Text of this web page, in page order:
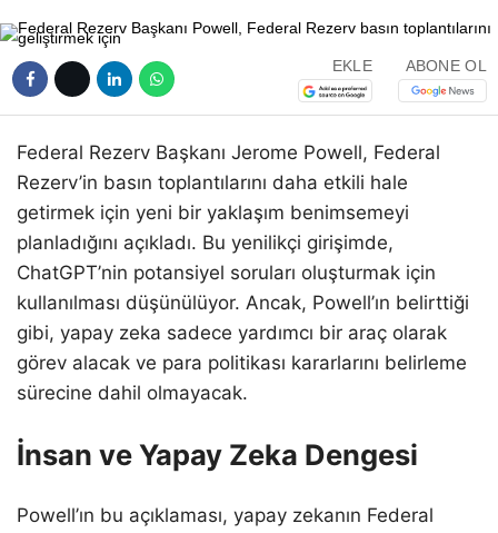
EKLE ABONE OL
Federal Rezerv Başkanı Jerome Powell, Federal
Rezerv’in basın toplantılarını daha etkili hale
getirmek için yeni bir yaklaşım benimsemeyi
planladığını açıkladı. Bu yenilikçi girişimde,
ChatGPT’nin potansiyel soruları oluşturmak için
kullanılması düşünülüyor. Ancak, Powell’ın belirttiği
gibi, yapay zeka sadece yardımcı bir araç olarak
görev alacak ve para politikası kararlarını belirleme
sürecine dahil olmayacak.
İnsan ve Yapay Zeka Dengesi
Powell’ın bu açıklaması, yapay zekanın Federal